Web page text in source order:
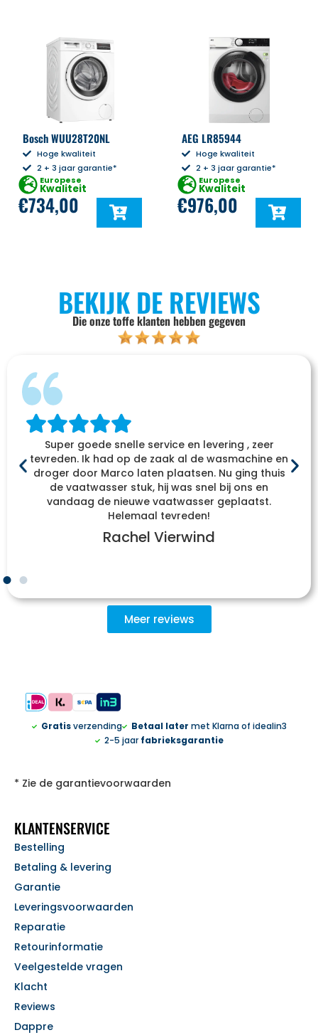
Bosch WUU28T20NL
Hoge kwaliteit
2 + 3 jaar garantie*
Europese
Kwaliteit
€734,00
AEG LR85944
Hoge kwaliteit
2 + 3 jaar garantie*
Europese
Kwaliteit
€976,00
BEKIJK DE REVIEWS
Die onze toffe klanten hebben gegeven
Super goede snelle service en levering , zeer
tevreden. Ik had op de zaak al de wasmachine en
droger door Marco laten plaatsen. Nu ging thuis
de vaatwasser stuk, hij was snel bij ons en
vandaag de nieuwe vaatwasser geplaatst.
Helemaal tevreden!
Rachel Vierwind
Meer reviews
Gratisverzending Betaal later met Klarna of idealin3
2-5 jaar fabrieksgarantie
* Zie de garantievoorwaarden
KLANTENSERVICE
Bestelling
Betaling & levering
Garantie
Leveringsvoorwaarden
Reparatie
Retourinformatie
Veelgestelde vragen
Klacht
Reviews
Dappre